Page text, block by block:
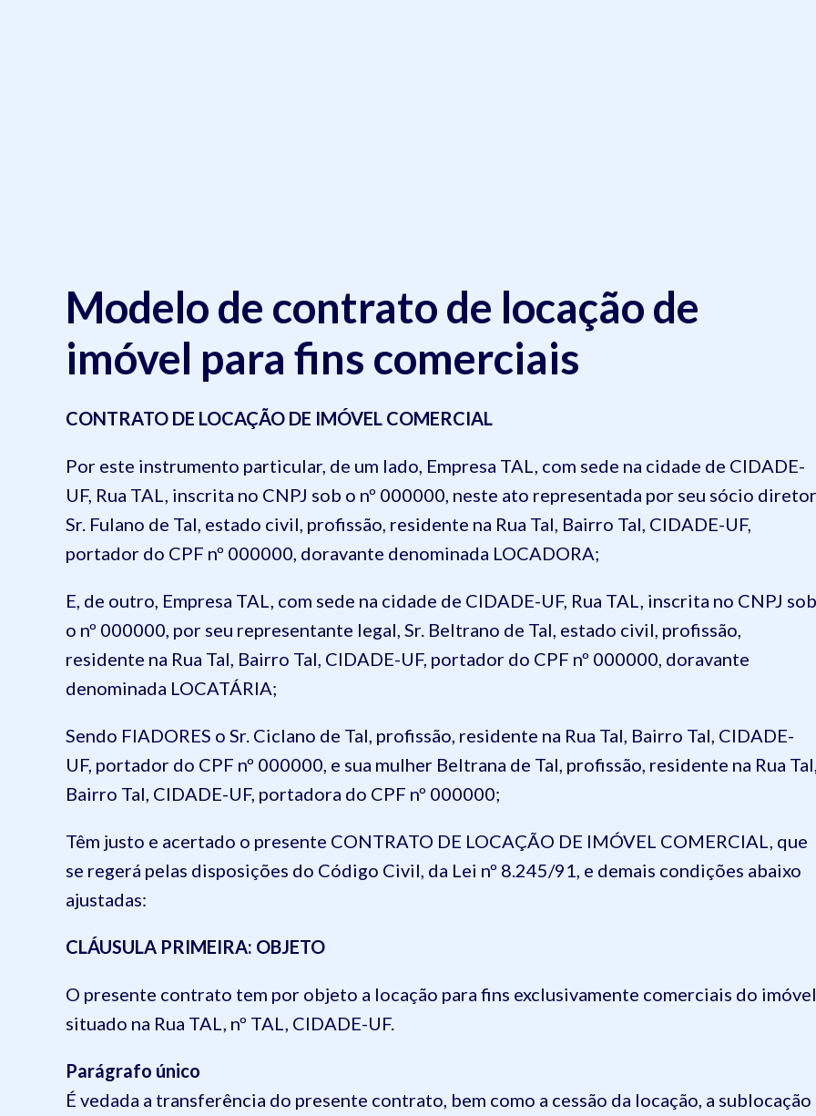
Modelo de contrato de locação de
imóvel para fins comerciais
CONTRATO DE LOCAÇÃO DE IMÓVEL COMERCIAL
Por este instrumento particular, de um lado, Empresa TAL, com sede na cidade de CIDADE-
UF, Rua TAL, inscrita no CNPJ sob o nº 000000, neste ato representada por seu sócio
Sr. Fulano de Tal, estado civil, profissão, residente na Rua Tal, Bairro Tal, CIDADE-UF,
portador do CPF nº 000000, doravante denominada LOCADORA;
E, de outro, Empresa TAL, com sede na cidade de CIDADE-UF, Rua TAL, inscrita no CNPJ sob
o nº 000000, por seu representante legal, Sr. Beltrano de Tal, estado civil, profissão,
residente na Rua Tal, Bairro Tal, CIDADE-UF, portador do CPF nº 000000, doravante
denominada LOCATÁRIA;
Sendo FIADORES o Sr. Ciclano de Tal, profissão, residente na Rua Tal, Bairro Tal, CIDADE-
UF, portador do CPF nº 000000, e sua mulher Beltrana de Tal, profissão, residente na Rua
Bairro Tal, CIDADE-UF, portadora do CPF nº 000000;
Têm justo e acertado o presente CONTRATO DE LOCAÇÃO DE IMÓVEL COMERCIAL, que
se regerá pelas disposições do Código Civil, da Lei nº 8.245/91, e demais condições abaixo
ajustadas:
CLÁUSULA PRIMEIRA: OBJETO
O presente contrato tem por objeto a locação para fins exclusivamente comerciais do imóvel
situado na Rua TAL, nº TAL, CIDADE-UF.
Parágrafo único
É vedada a transferência do presente contrato, bem como a cessão da locação, a sublocação